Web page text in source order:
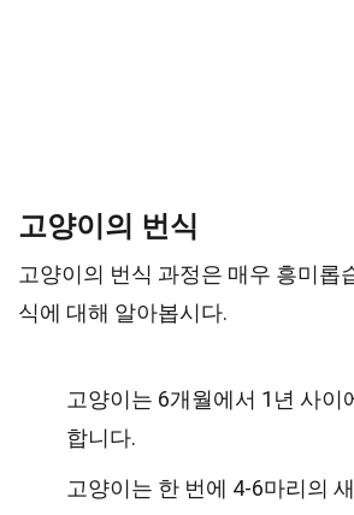
고양이의 번식
고양이의 번식 과정은 매우 흥미롭
식에 대해 알아봅시다.
고양이는 6개월에서 1년 사이
합니다.
고양이는 한 번에 4-6마리의